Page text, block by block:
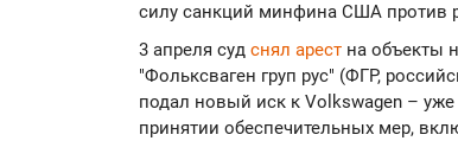
силу санкций минфина США против
3 апреля суд снял арест на объекты
"Фольксваген груп рус" (ФГР,
подал новый иск к Volkswagen – уже
принятии обеспечительных мер,